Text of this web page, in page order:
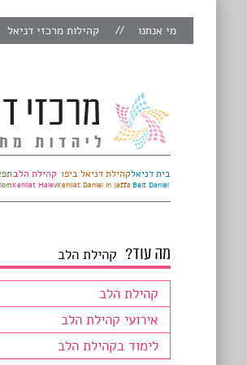
מי אנחנו קהילות מרכזי דניאל
בית דניאל
Beit Daniel
קהילת דניאל ביפו
Kehilat Daniel in Jaffa
קהילת הלב
Kehilat Halev
מה עוד? קהילת הלב
קהילת הלב
אירועי קהילת הלב
לימוד בקהילת הלב